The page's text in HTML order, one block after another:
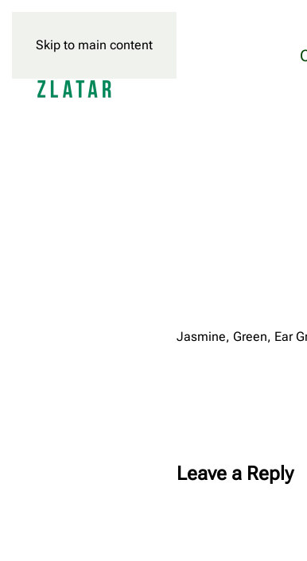
Skip to main content
Jasmine, Green, Ear
Leave a Reply